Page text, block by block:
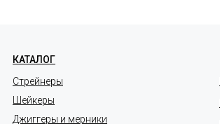
КАТАЛОГ
Стрейнеры
Шейкеры
Джиггеры и мерники